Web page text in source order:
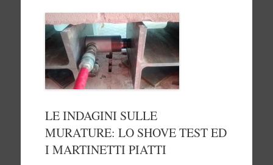
LE INDAGINI SULLE
MURATURE: LO SHOVE TEST ED
I MARTINETTI PIATTI